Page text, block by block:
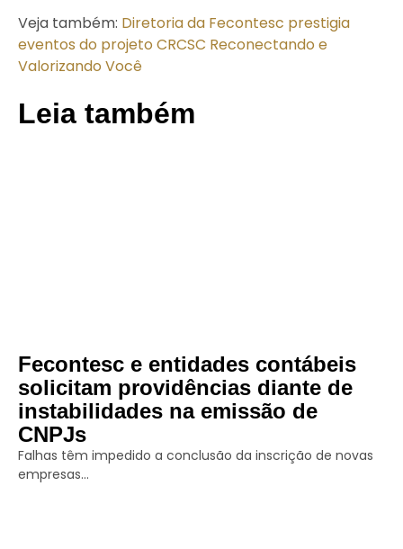
Veja também: Diretoria da Fecontesc prestigia
eventos do projeto CRCSC Reconectando e
Valorizando Você
Leia também
Fecontesc e entidades contábeis
solicitam providências diante de
instabilidades na emissão de
CNPJs
Falhas têm impedido a conclusão da inscrição de novas
empresas...